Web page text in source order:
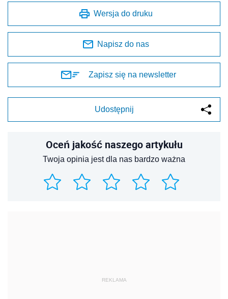
Wersja do druku
Napisz do nas
Zapisz się na newsletter
Udostępnij
Oceń jakość naszego artykułu
Twoja opinia jest dla nas bardzo ważna
REKLAMA